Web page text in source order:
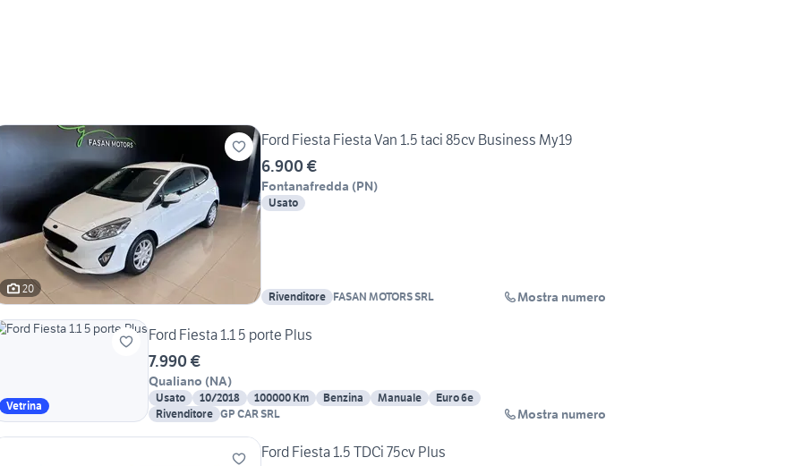
20
Ford Fiesta Fiesta Van 1.5 taci 85cv Business My19
6.900 €
Fontanafredda (PN)
Usato
Rivenditore FASAN MOTORS SRL Mostra numero
Vetrina
Ford Fiesta 1.1 5 porte Plus
7.990 €
Qualiano (NA)
Usato 10/2018 100000 Km Benzina Manuale
Euro 6e
Rivenditore GP CAR SRL Mostra numero
Ford Fiesta 1.5 TDCi 75cv Plus